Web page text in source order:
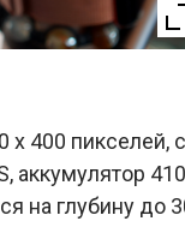
400 пикселей,
аккумулятор
на глубину до